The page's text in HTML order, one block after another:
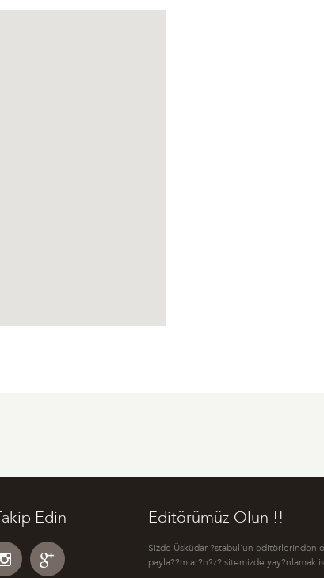
Edin Editörümüz Olun !!
Sizde Üsküdar ?stabul'un editörlerinden
payla??mlar?n?z? sitemizde yay?nlamak